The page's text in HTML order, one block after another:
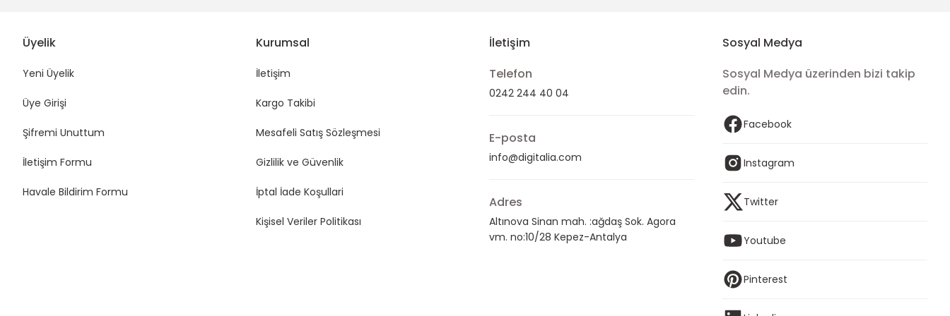
Üyelik
Yeni Üyelik
Üye Girişi
Şifremi Unuttum
İletişim Formu
Havale Bildirim Formu
Kurumsal
İletişim
Kargo Takibi
Mesafeli Satış Sözleşmesi
Gizlilik ve Güvenlik
İptal İade Koşullari
Kişisel Veriler Politikası
İletişim
Telefon
0242 244 40 04
E-posta
info@digitalia.com
Adres
Altınova Sinan mah. :ağdaş Sok. Agora
vm. no:10/28 Kepez-Antalya
Sosyal Medya
Sosyal Medya üzerinden bizi takip
edin.
Facebook
Instagram
Twitter
Youtube
Pinterest